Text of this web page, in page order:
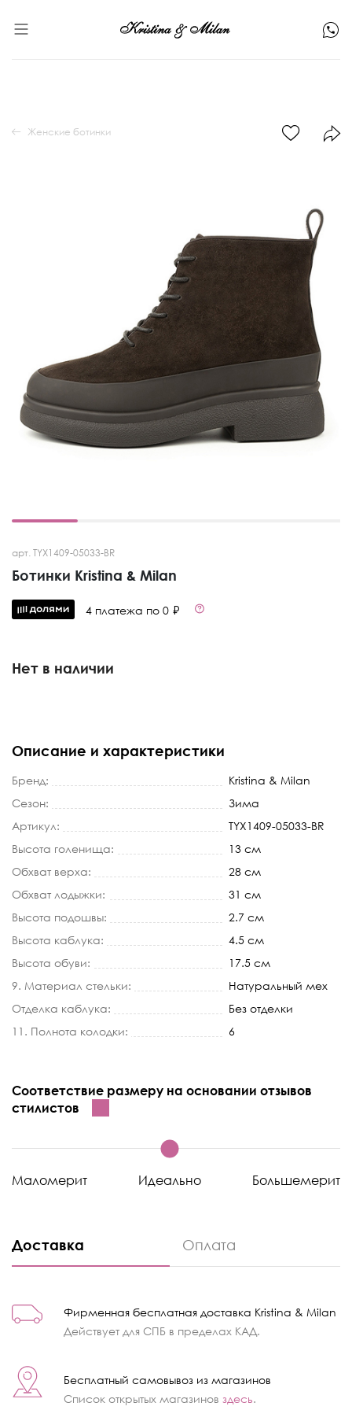
арт. TYX1409-05033-BR
Ботинки Kristina & Milan
4 платежа по 0 ₽
Нет в наличии
Женские ботинки
Описание и характеристики
Бренд:
Kristina & Milan
Сезон:
Зима
Артикул:
TYX1409-05033-BR
Высота голенища:
13 см
Обхват верха:
28 см
Обхват лодыжки:
31 см
Высота подошвы:
2.7 см
Высота каблука:
4.5 см
Высота обуви:
17.5 см
9. Материал стельки:
Натуральный мех
Отделка каблука:
Без отделки
11. Полнота колодки:
6
Соответствие размеру на основании отзывов
стилистов
Маломерит Идеально Большемерит
Доставка Оплата
Фирменная бесплатная доставка Kristina & Milan
Действует для СПБ в пределах КАД.
Бесплатный самовывоз из магазинов
Список открытых магазинов здесь.